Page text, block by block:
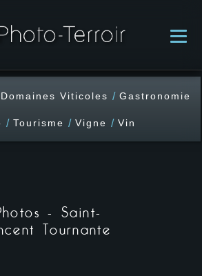
Domaines Viticoles / Gastronomie
/ Tourisme / Vigne / Vin
- Saint-
Tournante